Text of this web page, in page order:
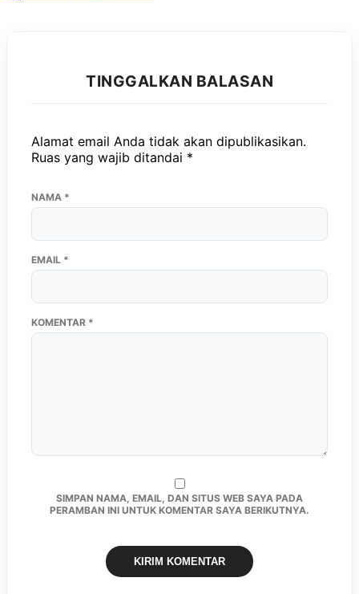
TINGGALKAN BALASAN
Alamat email Anda tidak akan dipublikasikan.
Ruas yang wajib ditandai *
KOMENTAR *
NAMA *
EMAIL *
SIMPAN NAMA, EMAIL, DAN SITUS WEB SAYA PADA
PERAMBAN INI UNTUK KOMENTAR SAYA BERIKUTNYA.